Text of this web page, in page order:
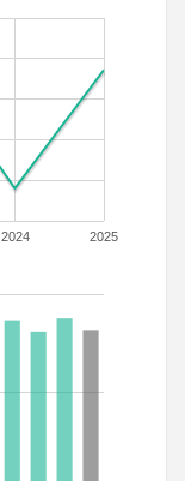
2024 2025